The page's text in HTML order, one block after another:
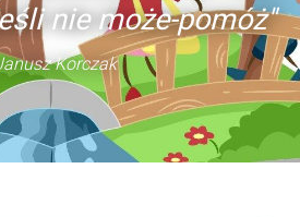
nie może-pomóż"
Korczak